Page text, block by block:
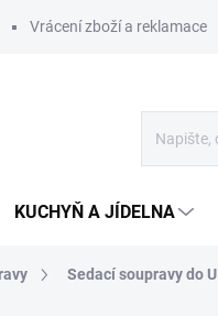
Vrácení zboží a reklamace
KUCHYŇ A JÍDELNA
Sedací soupravy do U